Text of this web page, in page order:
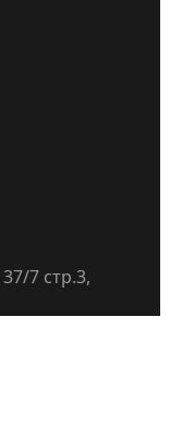
7 стр.3,